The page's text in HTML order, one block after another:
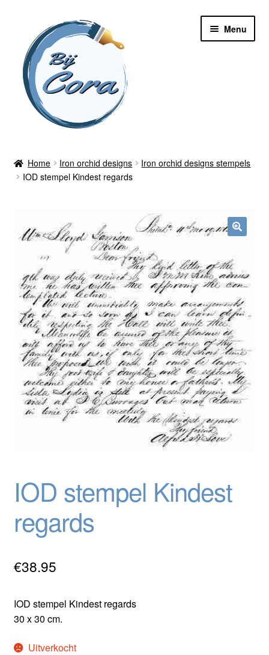
naar
navigatie
inhoud
Menu
Workshops
Shop
Blog / DIY / Tutorials
Over mij
Contact
Home Iron orchid designs
Iron orchid designs stempels
IOD stempel Kindest regards
IOD stempel Kindest
regards
€38.95
IOD stempel Kindest regards
30 x 30 cm.
Uitverkocht